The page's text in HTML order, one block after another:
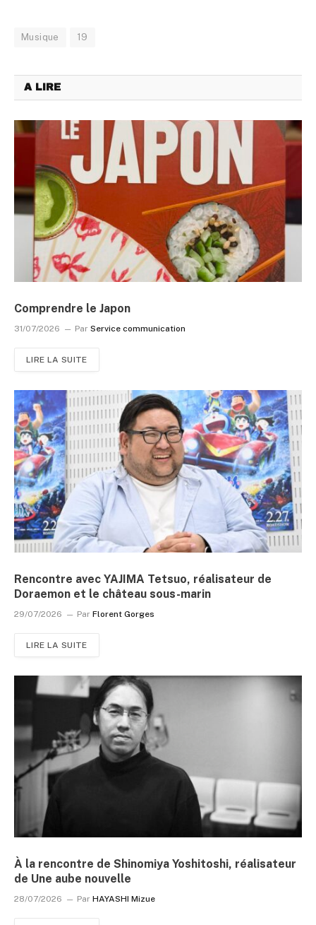
Musique 19
A LIRE
Comprendre le Japon
31/07/2026 Par Service communication
LIRE LA SUITE
Rencontre avec YAJIMA Tetsuo, réalisateur de
Doraemon et le château sous-marin
29/07/2026 Par Florent Gorges
LIRE LA SUITE
À la rencontre de Shinomiya Yoshitoshi, réalisateur
de Une aube nouvelle
28/07/2026 Par HAYASHI Mizue